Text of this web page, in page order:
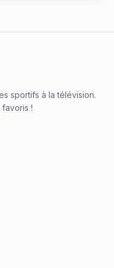
sportifs à la télévision.
favoris !